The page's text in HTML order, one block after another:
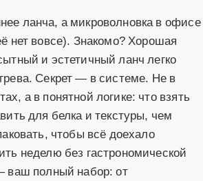
ланча, а микроволновка в офисе
нет вовсе). Знакомо? Хорошая
и эстетичный ланч легко
Секрет — в системе. Не в
а в понятной логике: что взять
для белка и текстуры, чем
чтобы всё доехало
неделю без гастрономической
ваш полный набор: от